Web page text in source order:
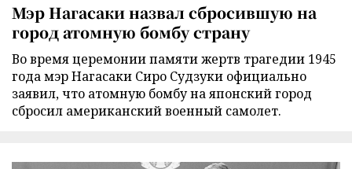
Мэр Нагасаки назвал сбросившую на
город атомную бомбу страну
Во время церемонии памяти жертв трагедии 1945
года мэр Нагасаки Сиро Судзуки официально
заявил, что атомную бомбу на японский город
сбросил американский военный самолет.